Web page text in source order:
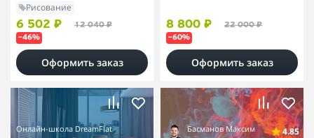
Рисование
6 502 ₽ 12 040 ₽
–46%
Оформить заказ
8 800 ₽ 22 000 ₽
–60%
Оформить заказ
Онлайн-школа DreamFlat Басманов Максим
4.85